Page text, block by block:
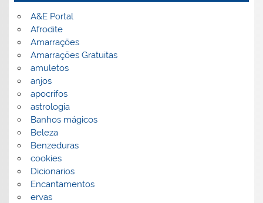
A&E Portal
Afrodite
Amarrações
Amarrações Gratuitas
amuletos
anjos
apocrifos
astrologia
Banhos mágicos
Beleza
Benzeduras
cookies
Dicionarios
Encantamentos
ervas